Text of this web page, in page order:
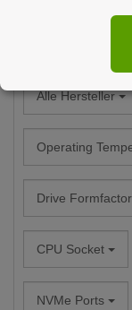
Alle Hersteller
Operating
Drive Formfactor
CPU Socket
NVMe Ports